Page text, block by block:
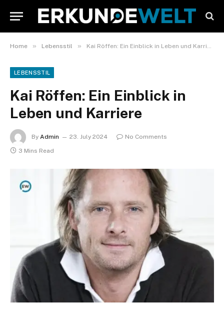
Home » Lebensstil » Kai Röffen: Ein Einblick in Leben und Karriere
LEBENSSTIL
Kai Röffen: Ein Einblick in
Leben und Karriere
By Admin 23. July 2024
No Comments
3 Mins Read